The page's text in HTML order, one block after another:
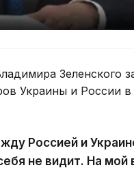
Зеленского
Украины и России
Россией и
не видит. На мой